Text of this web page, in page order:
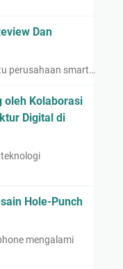
Dan
perusahaan smart…
oleh Kolaborasi
Digital di
Hole-Punch
mengalami